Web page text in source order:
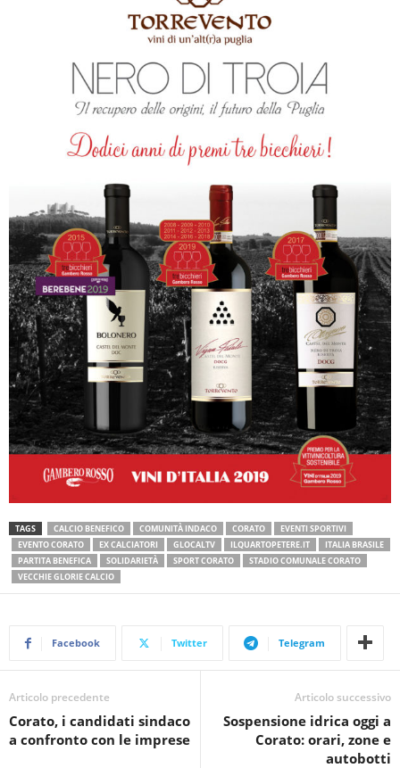
TAGS CALCIO BENEFICO COMUNITÀ INDACO CORATO
EVENTI SPORTIVI
EVENTO CORATO
EX CALCIATORI GLOCALTV ILQUARTOPETERE.IT
ITALIA BRASILE
PARTITA BENEFICA
SOLIDARIETÀ SPORT CORATO
STADIO COMUNALE CORATO
VECCHIE GLORIE CALCIO
Facebook Twitter Telegram
Articolo precedente
Corato, i candidati sindaco
a confronto con le imprese
Articolo successivo
Sospensione idrica oggi a
Corato: orari, zone e
autobotti